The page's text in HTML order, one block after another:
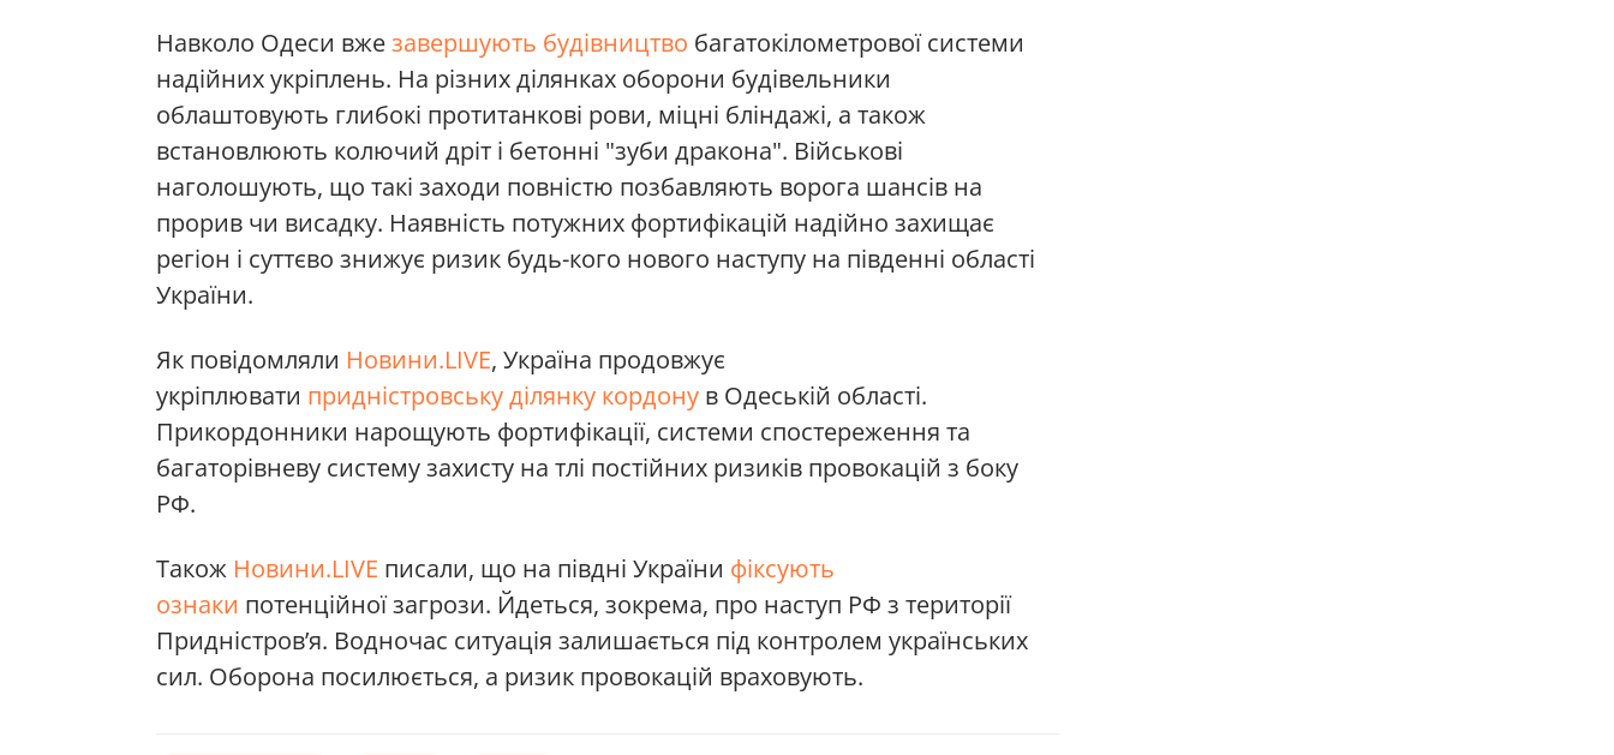
Навколо Одеси вжезавершують будівництво багатокілометрової системи
надійних укріплень. На різних ділянках оборони будівельники
облаштовують глибокі протитанкові рови, міцні бліндажі, а також
встановлюють колючий дріт і бетонні "зуби дракона". Військові
наголошують, що такі заходи повністю позбавляють ворога шансів на
прорив чи висадку. Наявність потужних фортифікацій надійно захищає
регіон і суттєво знижує ризик будь-кого нового наступу на південні області
України.
Як повідомляли Новини.LIVE, Україна продовжує
укріплювати придністровську ділянку кордону в Одеській області.
Прикордонники нарощують фортифікації, системи спостереження та
багаторівневу систему захисту на тлі постійних ризиків провокацій з боку
РФ.
Також Новини.LIVE писали, що на півдні України фіксують
ознаки потенційної загрози. Йдеться, зокрема, про наступ РФ з території
Придністров’я. Водночас ситуація залишається під контролем українських
сил. Оборона посилюється, а ризик провокацій враховують.